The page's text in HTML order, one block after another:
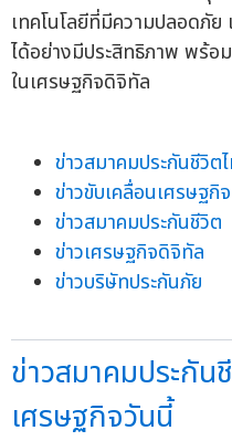
เทคโนโลยีที่มีความปลอดภัย
ได้อย่างมีประสิทธิภาพ พร้อ
ในเศรษฐกิจดิจิทัล
ข่าวสมาคมประกันชีวิต
ข่าวขับเคลื่อนเศรษฐกิจ
ข่าวสมาคมประกันชีวิต
ข่าวเศรษฐกิจดิจิทัล
ข่าวบริษัทประกันภัย
ข่าวสมาคมประกัน
เศรษฐกิจวันนี้